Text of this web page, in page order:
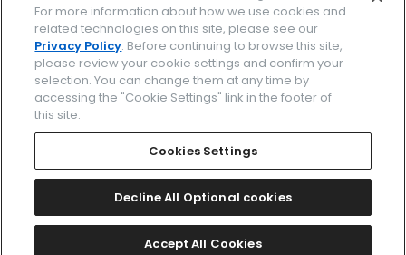
企業情報 ご利用規約
プライバシーポリシー Cookies Settings
Amazon PayはAmazon.com, Inc.またはその関連会社の商標です。
2026 CITIZEN WATCH CO., LTD.
For more information about how we use cookies and
related technologies on this site, please see our
Privacy Policy. Before continuing to browse this site,
please review your cookie settings and confirm your
selection. You can change them at any time by
accessing the "Cookie Settings" link in the footer of
this site.
Cookies Settings
Decline All Optional cookies
Accept All Cookies